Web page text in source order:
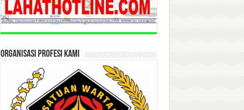
ORGANISASI PROFESI KAMI